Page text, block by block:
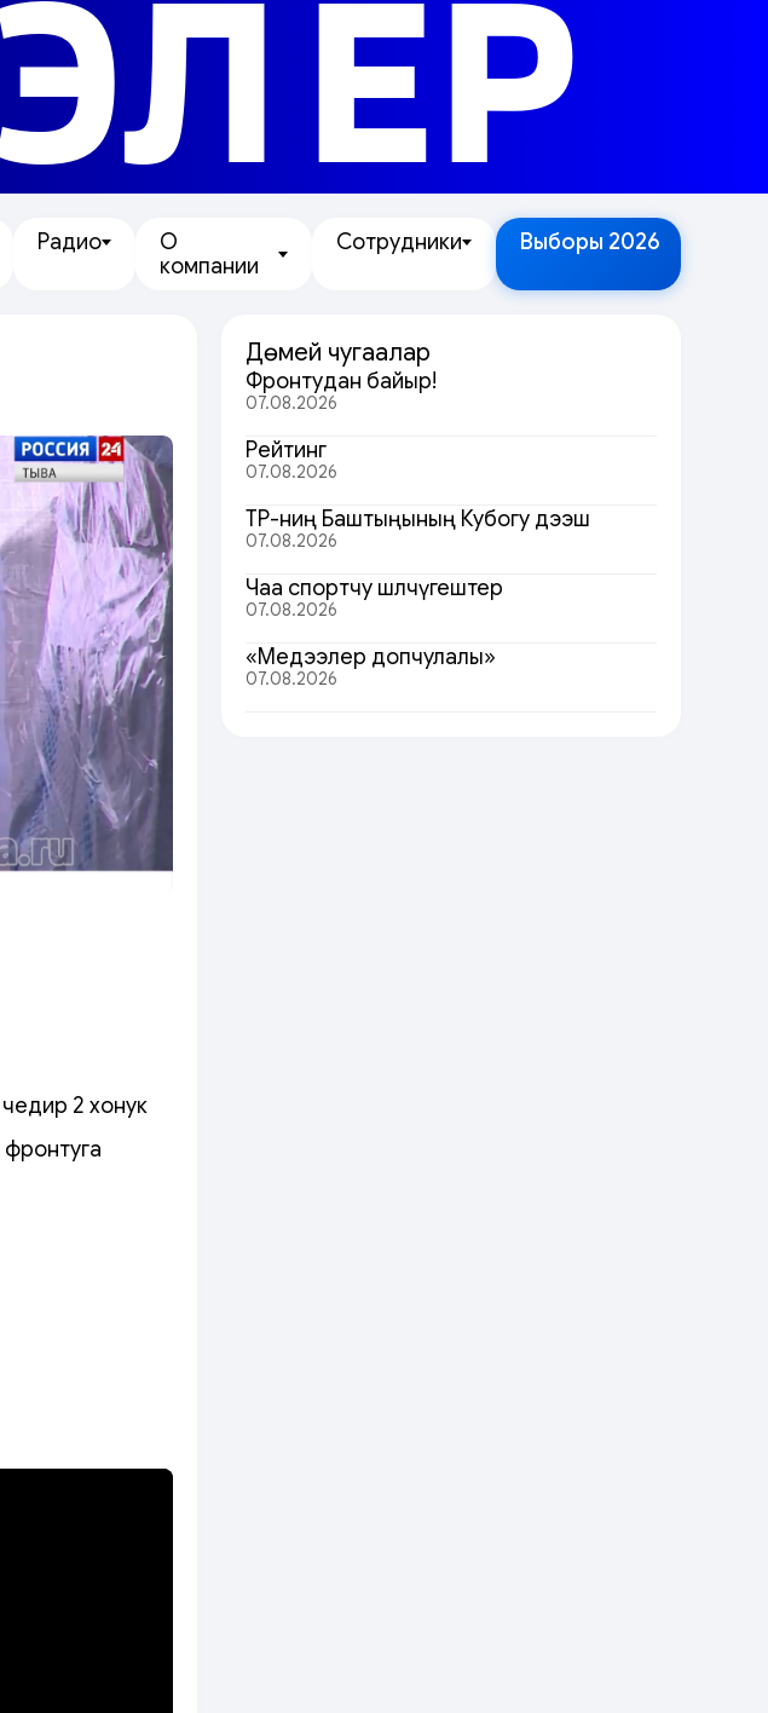
Радио
О
компании
Сотрудники Выборы 2026
2 хонук
Дөмей чугаалар
Фронтудан байыр!
07.08.2026
Рейтинг
07.08.2026
ТР-ниң Баштыңының Кубогу дээш
07.08.2026
Чаа спортчу шөлчүгештер
07.08.2026
«Медээлер допчулалы»
07.08.2026